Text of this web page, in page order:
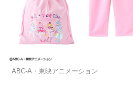
©ABC-A・東映アニメーション